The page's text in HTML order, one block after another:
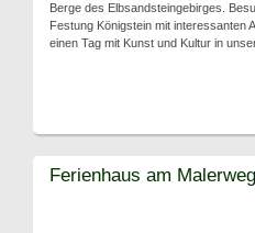
Berge des Elbsandsteingebirges.
Festung Königstein mit interessanten
einen Tag mit Kunst und Kultur in
Ferienhaus am Malerweg